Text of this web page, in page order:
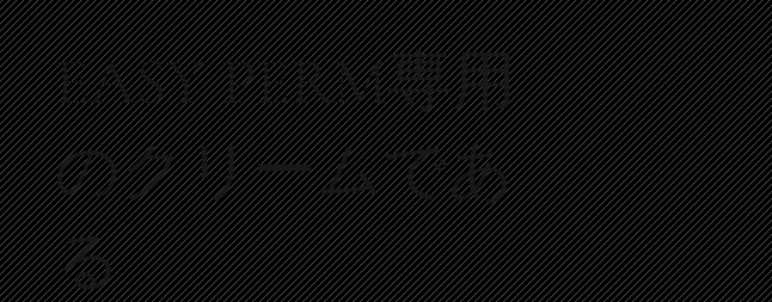
EASY PERM専用
のクリームであ
る